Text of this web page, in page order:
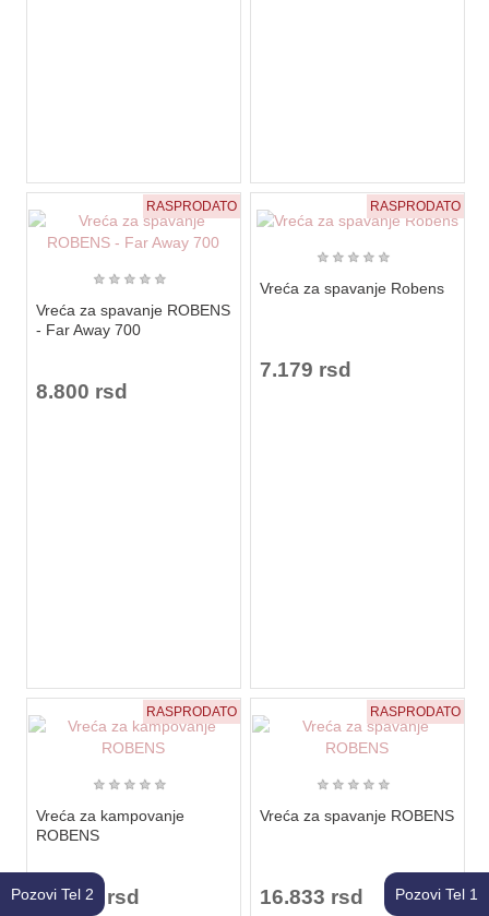
RASPRODATO
★ ★ ★ ★ ★
Vreća za spavanje ROBENS
- Far Away 700
8.800 rsd
RASPRODATO
★ ★ ★ ★ ★
Vreća za spavanje Robens
7.179 rsd
RASPRODATO
★ ★ ★ ★ ★
Vreća za kampovanje
ROBENS
18.100 rsd
RASPRODATO
★ ★ ★ ★ ★
Vreća za spavanje ROBENS
16.833 rsd Pozovi Tel 1
Pozovi Tel 2